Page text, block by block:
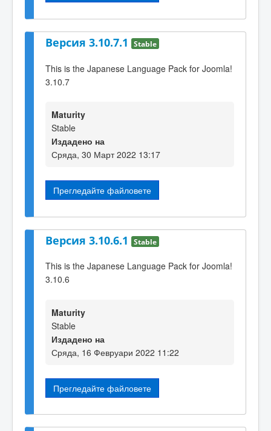
Версия 3.10.7.1 Stable
This is the Japanese Language Pack for Joomla!
3.10.7
Maturity
Stable
Издадено на
Сряда, 30 Март 2022 13:17
Прегледайте файловете
Версия 3.10.6.1 Stable
This is the Japanese Language Pack for Joomla!
3.10.6
Maturity
Stable
Издадено на
Сряда, 16 Февруари 2022 11:22
Прегледайте файловете